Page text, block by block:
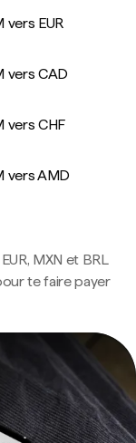
vers EUR
vers CAD
vers CHF
vers AMD
MXN et BRL
te faire payer